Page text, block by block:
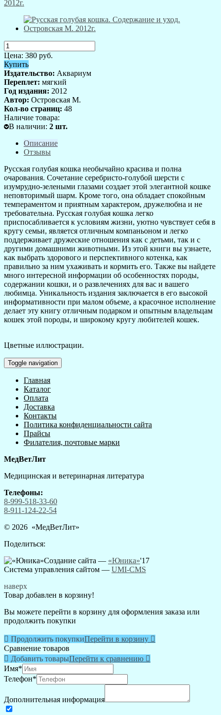
Цена: 380 руб.
Купить
Издательство: Аквариум
Переплет: мягкий
Год издания: 2012
Автор: Островская М.
Кол-во страниц: 48
Наличие товара:
В наличии: 2 шт.
Описание
Отзывы
Русская голубая кошка необычайно красива и полна
очарования. Сочетание серебристо-голубой шерсти с
изумрудно-зелеными глазами создает этой элегантной кошке
неповторимый шарм. Кроме того, она обладает спокойным
темпераментом и приятным характером, дружелюбна и не
требовательна. Русская голубая кошка легко
приспосабливается к условиям жизни, уютно чувствует себя в
кругу семьи, является отличным компаньоном и легко
поддерживает дружеские отношения как с детьми, так и с
другими домашними животными. Из этой книги вы узнаете,
как выбрать здорового и перспективного котенка, как
правильно за ним ухаживать и кормить его. Также вы найдете
много интересной информации об особенностях породы,
содержании кошки, и о развлечениях для вас и вашего
любимца. Уникальность издания заключается в его высокой
информативности при малом объеме, а красочное исполнение
делает эту книгу отличным подарком и опытным владельцам
кошек этой породы, и широкому кругу любителей кошек.
Цветные иллюстрации.
Toggle navigation
Главная
Каталог
Оплата
Доставка
Контакты
Политика конфиденциальности сайта
Прайсы
Филателия, почтовые марки
МедВетЛит
Медицинская и ветеринарная литература
Телефоны:
8-999-518-33-60
8-911-124-22-54
© 2026 «МедВетЛит»
Поделиться:
Создание сайта — «Юника»'17
Система управления сайтом — UMI-CMS
наверх
Товар добавлен в корзину!
Вы можете перейти в корзину для оформления заказа или
продолжить покупки
 Продолжить покупкиПерейти в корзину 
Сравнение товаров
 Добавить товарыПерейти к сравнению 
Имя*
Телефон*
Дополнительная информация